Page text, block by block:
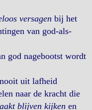
versagen bij het
van god-als-
god nagebootst wordt
uit lafheid
naar de kracht die
blijven kijken en